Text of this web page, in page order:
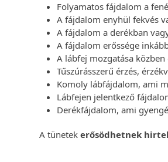
Folyamatos fájdalom a
A fájdalom enyhül fekvés
A fájdalom a derékban
A fájdalom erőssége
A lábfej mozgatása közben
Tűszúrásszerű érzés,
Komoly lábfájdalom, ami
Lábfejen jelentkező
Derékfájdalom, ami
A tünetekerősödhetnek